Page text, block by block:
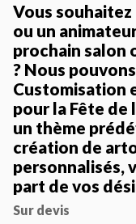
Vous
ou un
prochain salon
? Nous
Customisation
pour la Fête de
un thème
création de
personnalisés,
part de vos
Sur devis